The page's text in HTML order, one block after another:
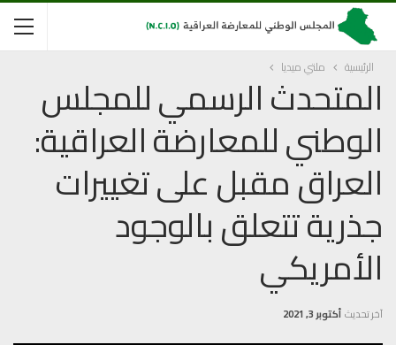
الرئيسية ملتي ميديا
المتحدث الرسمي للمجلس
الوطني للمعارضة العراقية:
العراق مقبل على تغييرات
جذرية تتعلق بالوجود
الأمريكي
آخر تحديث أكتوبر 3, 2021